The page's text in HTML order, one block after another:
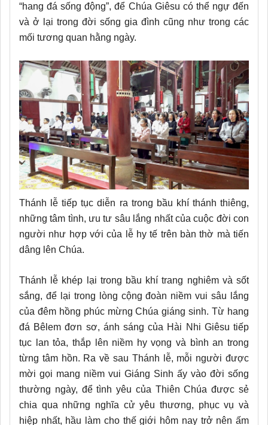
“hang đá sống động”, để Chúa Giêsu có thể ngự đến
và ở lại trong đời sống gia đình cũng như trong các
mối tương quan hằng ngày.
Thánh lễ tiếp tục diễn ra trong bầu khí thánh thiêng,
những tâm tình, ưu tư sâu lắng nhất của cuộc đời con
người như hợp với của lễ hy tế trên bàn thờ mà tiến
dâng lên Chúa.
Thánh lễ khép lại trong bầu khí trang nghiêm và sốt
sắng, để lại trong lòng cộng đoàn niềm vui sâu lắng
của đêm hồng phúc mừng Chúa giáng sinh. Từ hang
đá Bêlem đơn sơ, ánh sáng của Hài Nhi Giêsu tiếp
tục lan tỏa, thắp lên niềm hy vọng và bình an trong
từng tâm hồn. Ra về sau Thánh lễ, mỗi người được
mời gọi mang niềm vui Giáng Sinh ấy vào đời sống
thường ngày, để tình yêu của Thiên Chúa được sẻ
chia qua những nghĩa cử yêu thương, phục vụ và
hiệp nhất, hầu làm cho thế giới hôm nay trở nên ấm